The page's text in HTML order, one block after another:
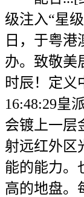
级注入“星
日，于粤
办。致敬美
时辰！定义
16:48:29皇
会镀上一层
射远红外区
能的能力。
高的地盘。